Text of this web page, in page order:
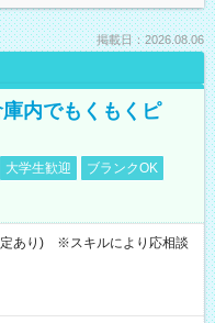
掲載日：2026.08.06
内でもくもくピ
大学生歓迎
ブランクOK
あり) ※スキルにより応相談